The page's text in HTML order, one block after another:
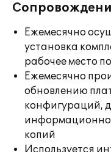
Ежемесячно
установка
рабочее место
Ежемесячно
обновлению
конфигураций,
копий
Используется